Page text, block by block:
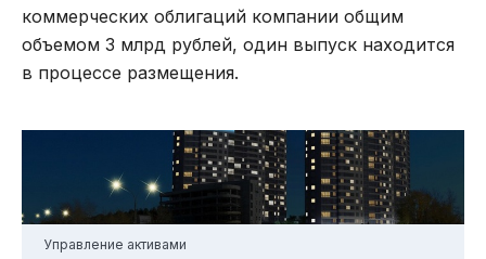
коммерческих облигаций компании общим
объемом 3 млрд рублей, один выпуск находится
в процессе размещения.
Управление активами